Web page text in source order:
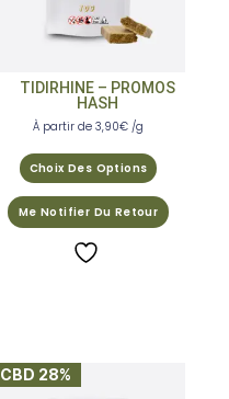
TIDIRHINE – PROMOS
HASH
À partir de 3,90€ /g
Choix Des Options
Me Notifier Du Retour
CBD 28%